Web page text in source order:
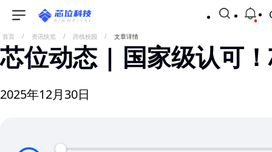
首页 / 资讯快览 / 跨线校园 / 文章详情
芯位动态 | 国家级认可
2025年12月30日